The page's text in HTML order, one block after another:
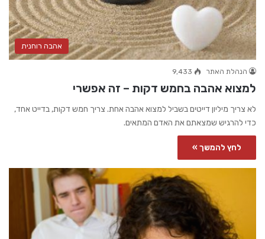
אהבה רוחנית
הנהלת האתר 9,433
למצוא אהבה בחמש דקות – זה אפשרי
לא צריך מיליון דייטים בשביל למצוא אהבה אחת. צריך חמש דקות, בדייט אחד,
כדי להרגיש שמצאתם את האדם המתאים.
לחץ להמשך »